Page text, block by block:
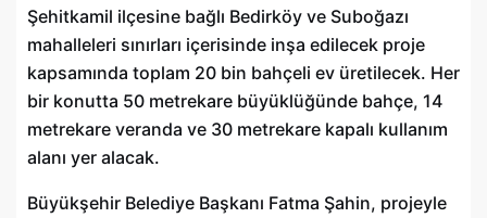
Şehitkamil ilçesine bağlı Bedirköy ve Suboğazı
mahalleleri sınırları içerisinde inşa edilecek proje
kapsamında toplam 20 bin bahçeli ev üretilecek. Her
bir konutta 50 metrekare büyüklüğünde bahçe, 14
metrekare veranda ve 30 metrekare kapalı kullanım
alanı yer alacak.
Büyükşehir Belediye Başkanı Fatma Şahin, projeyle